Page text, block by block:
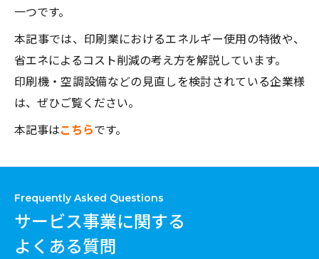
一つです。
本記事では、印刷業におけるエネルギー使用の特徴や、
省エネによるコスト削減の考え方を解説しています。
印刷機・空調設備などの見直しを検討されている企業様
は、ぜひご覧ください。
本記事はこちらです。
Frequently Asked Questions
サービス事業に関する
よくある質問